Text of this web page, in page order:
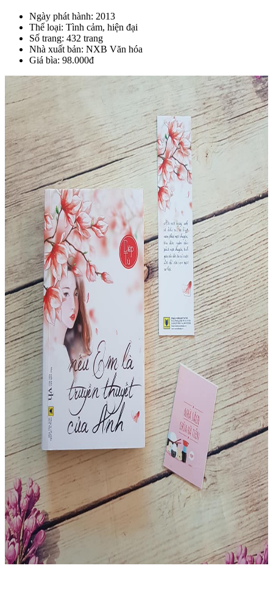
Ngày phát hành: 2013
Thể loại: Tình cảm, hiện đại
Số trang: 432 trang
Nhà xuất bản: NXB Văn hóa
Giá bìa: 98.000đ